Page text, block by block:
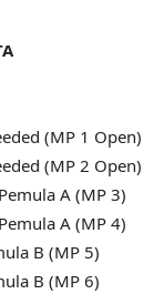
(MP 1 Open)
(MP 2 Open)
A (MP 3)
A (MP 4)
B (MP 5)
B (MP 6)